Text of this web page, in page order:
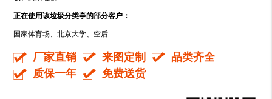
正在使用该垃圾分类亭的部分客户：
国家体育场、北京大学、空后....
厂家直销 来图定制
品类齐全
质保一年
免费送货